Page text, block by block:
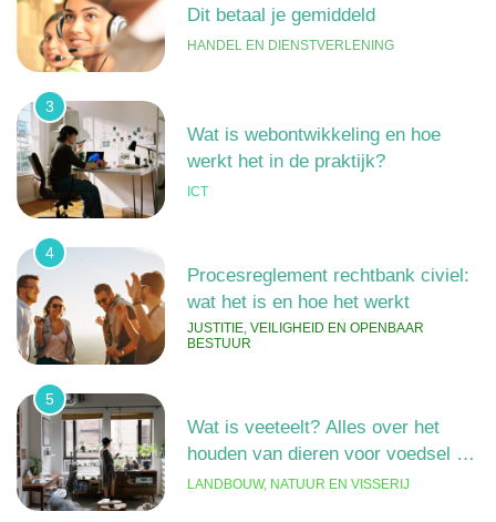
Dit betaal je gemiddeld
HANDEL EN DIENSTVERLENING
3
Wat is webontwikkeling en hoe
werkt het in de praktijk?
ICT
4
Procesreglement rechtbank civiel:
wat het is en hoe het werkt
JUSTITIE, VEILIGHEID EN OPENBAAR
BESTUUR
5
Wat is veeteelt? Alles over het
houden van dieren voor voedsel en
meer
LANDBOUW, NATUUR EN VISSERIJ